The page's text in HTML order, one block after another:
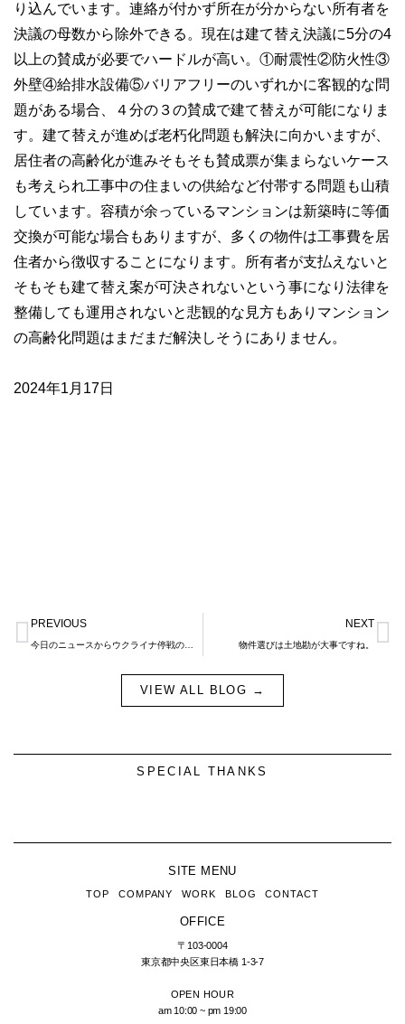
り込んでいます。連絡が付かず所在が分からない所有者を
決議の母数から除外できる。現在は建て替え決議に5分の4
以上の賛成が必要でハードルが高い。①耐震性②防火性③
外壁④給排水設備⑤バリアフリーのいずれかに客観的な問
題がある場合、４分の３の賛成で建て替えが可能になりま
す。建て替えが進めば老朽化問題も解決に向かいますが、
居住者の高齢化が進みそもそも賛成票が集まらないケース
も考えられ工事中の住まいの供給など付帯する問題も山積
しています。容積が余っているマンションは新築時に等価
交換が可能な場合もありますが、多くの物件は工事費を居
住者から徴収することになります。所有者が支払えないと
そもそも建て替え案が可決されないという事になり法律を
整備しても運用されないと悲観的な見方もありマンション
の高齢化問題はまだまだ解決しそうにありません。
2024年1月17日
Prev
PREVIOUS NEXT
物件選びは土地勘が大事ですね。
VIEW ALL BLOG →
SPECIAL THANKS
SITE MENU
TOP COMPANY WORK BLOG CONTACT
OFFICE
〒103-0004
東京都中央区東日本橋 1-3-7
OPEN HOUR
am 10:00 ~ pm 19:00